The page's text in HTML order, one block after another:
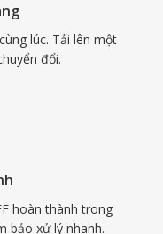
lúc. Tải lên một
đổi.
hoàn thành trong
bảo xử lý nhanh.